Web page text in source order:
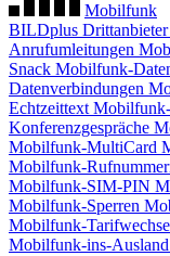
Mobilfunk
BILDplus Drittanbieter
Anrufumleitungen
Snack Mobilfunk-
Datenverbindungen
Echtzeittext
Konferenzgespräche
Mobilfunk-MultiCard
Mobilfunk-
Mobilfunk-SIM-PIN
Mobilfunk-Sperren
Mobilfunk-
Mobilfunk-ins-Ausland